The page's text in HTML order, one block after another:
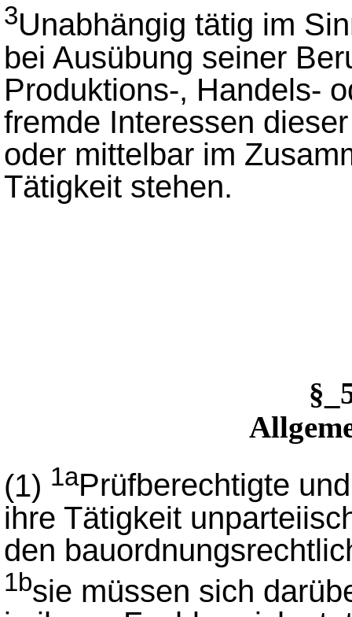
3Unabhängig tätig im
bei Ausübung seiner
Produktions-, Handels-
fremde Interessen
oder mittelbar im
Tätigkeit stehen.
(1) 1aPrüfberechtigte
ihre Tätigkeit
den
1bsie müssen sich